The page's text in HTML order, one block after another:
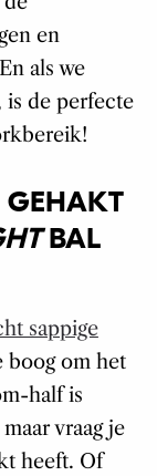
en
als we
is de perfecte
GEHAKT
BAL
sappige
boog om het
half is
vraag je
heeft. Of